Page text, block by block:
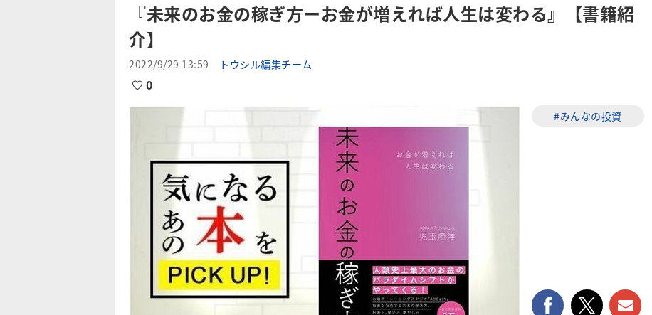
『未来のお金の稼ぎ方ーお金が増えれば人生は変わる』【書籍紹
介】
2022/9/29 13:59 トウシル編集チーム
0
#みんなの投資
facebooktwitter